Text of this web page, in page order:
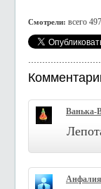
Смотрели: всего
Ванька-
Анфалия